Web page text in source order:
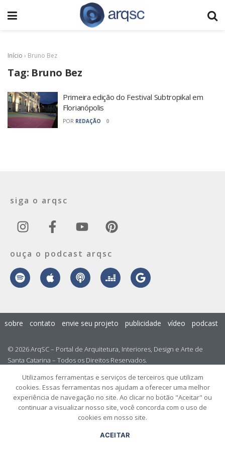
Início › Bruno Bez
Tag: Bruno Bez
Primeira edição do Festival Subtropikal em
Florianópolis
POR REDAÇÃO 0
siga o arqsc
ouça o podcast arqsc
© 2026 ArqSC – Portal de Arquitetura, Interiores, Design e Arte de
Santa Catarina – Todos os Direitos Reservados.
sobre contato envie seu projeto publicidade vídeo podcast
Utilizamos ferramentas e serviços de terceiros que utilizam
cookies. Essas ferramentas nos ajudam a oferecer uma melhor
experiência de navegação no site. Ao clicar no botão "Aceitar" ou
continuar a visualizar nosso site, você concorda com o uso de
cookies em nosso site.
ACEITAR